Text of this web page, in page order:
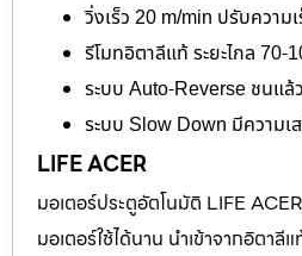
วิ่งเร็ว 20 m/min ปรับความ
รีโมทอิตาลีแท้ ระยะไกล 70-
ระบบ Auto-Reverse ชนแล้
ระบบ Slow Down มีความเ
LIFE ACER
มอเตอร์ประตูอัตโนมัติ LIFE
มอเตอร์ใช้ได้นาน นำเข้าจากอิตา